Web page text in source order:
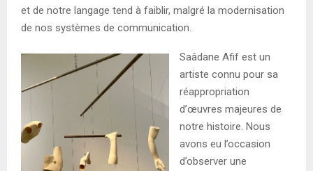
et de notre langage tend à faiblir, malgré la modernisation
de nos systèmes de communication.
Saâdane Afif est un
artiste connu pour sa
réappropriation
d’œuvres majeures de
notre histoire. Nous
avons eu l’occasion
d’observer une